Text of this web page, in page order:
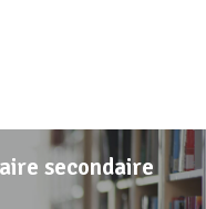
secondaire